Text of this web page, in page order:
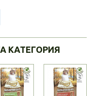
КАТЕГОРИЯ